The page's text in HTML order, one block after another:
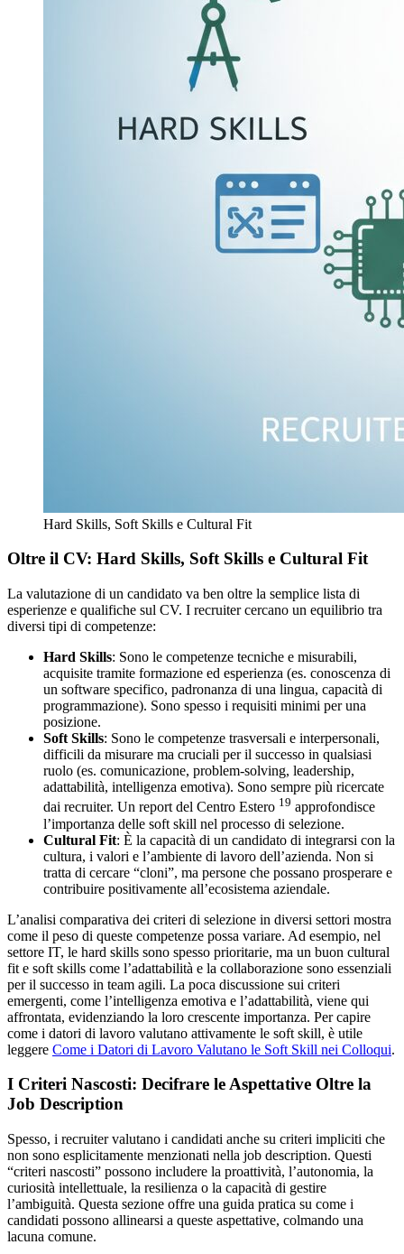
Hard Skills, Soft Skills e Cultural Fit
Oltre il CV: Hard Skills, Soft Skills e Cultural Fit
La valutazione di un candidato va ben oltre la semplice lista di
esperienze e qualifiche sul CV. I recruiter cercano un equilibrio tra
diversi tipi di competenze:
Hard Skills: Sono le competenze tecniche e misurabili,
acquisite tramite formazione ed esperienza (es. conoscenza di
un software specifico, padronanza di una lingua, capacità di
programmazione). Sono spesso i requisiti minimi per una
posizione.
Soft Skills: Sono le competenze trasversali e interpersonali,
difficili da misurare ma cruciali per il successo in qualsiasi
ruolo (es. comunicazione, problem-solving, leadership,
adattabilità, intelligenza emotiva). Sono sempre più ricercate
dai recruiter. Un report del Centro Estero 19 approfondisce
l’importanza delle soft skill nel processo di selezione.
Cultural Fit: È la capacità di un candidato di integrarsi con la
cultura, i valori e l’ambiente di lavoro dell’azienda. Non si
tratta di cercare “cloni”, ma persone che possano prosperare e
contribuire positivamente all’ecosistema aziendale.
L’analisi comparativa dei criteri di selezione in diversi settori mostra
come il peso di queste competenze possa variare. Ad esempio, nel
settore IT, le hard skills sono spesso prioritarie, ma un buon cultural
fit e soft skills come l’adattabilità e la collaborazione sono essenziali
per il successo in team agili. La poca discussione sui criteri
emergenti, come l’intelligenza emotiva e l’adattabilità, viene qui
affrontata, evidenziando la loro crescente importanza. Per capire
come i datori di lavoro valutano attivamente le soft skill, è utile
leggere Come i Datori di Lavoro Valutano le Soft Skill nei Colloqui.
I Criteri Nascosti: Decifrare le Aspettative Oltre la
Job Description
Spesso, i recruiter valutano i candidati anche su criteri impliciti che
non sono esplicitamente menzionati nella job description. Questi
“criteri nascosti” possono includere la proattività, l’autonomia, la
curiosità intellettuale, la resilienza o la capacità di gestire
l’ambiguità. Questa sezione offre una guida pratica su come i
candidati possono allinearsi a queste aspettative, colmando una
lacuna comune.